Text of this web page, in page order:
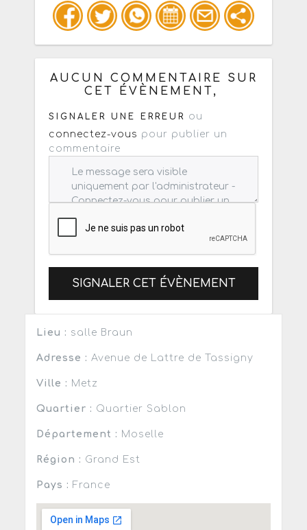
Copiez les infos ci-dessous pour un
: mail / forum / réseau social
AUCUN COMMENTAIRE SUR
CET ÉVÈNEMENT,
SIGNALER UNE ERREUR
ou
connectez-vous pour publier un
commentaire
SIGNALER CET ÉVÈNEMENT
Lieu : salle Braun
Adresse : Avenue de Lattre de Tassigny
Ville : Metz
Quartier : Quartier Sablon
Département : Moselle
Région : Grand Est
Pays : France